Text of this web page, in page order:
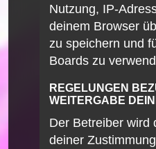
Nutzung, IP-
deinem Browser
zu speichern und
Boards zu
REGELUNGEN
WEITERGABE
Der Betreiber wird
deiner